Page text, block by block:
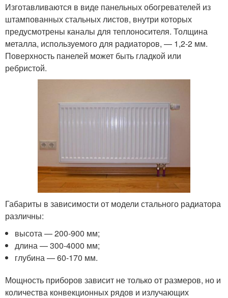
Изготавливаются в виде панельных обогревателей из
штампованных стальных листов, внутри которых
предусмотрены каналы для теплоносителя. Толщина
металла, используемого для радиаторов, — 1,2-2 мм.
Поверхность панелей может быть гладкой или
ребристой.
Габариты в зависимости от модели стального радиатора
различны:
высота — 200-900 мм;
длина — 300-4000 мм;
глубина — 60-170 мм.
Мощность приборов зависит не только от размеров, но и
количества конвекционных рядов и излучающих